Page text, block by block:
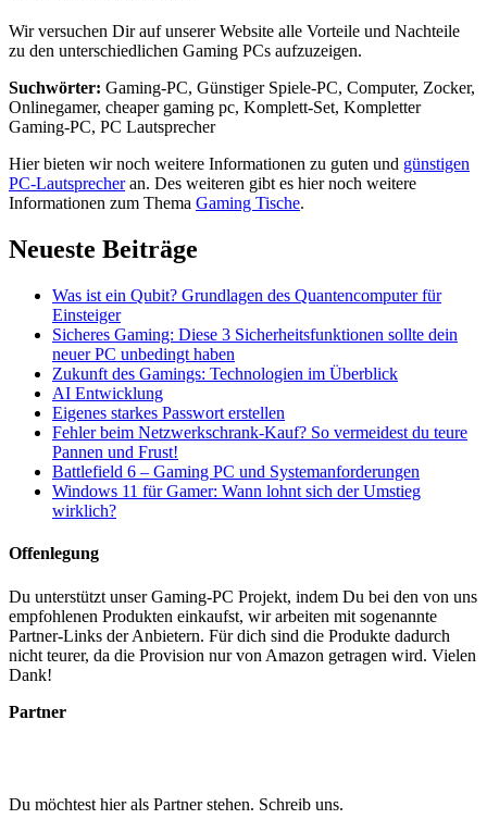
Wir versuchen Dir auf unserer Website alle Vorteile und Nachteile
zu den unterschiedlichen Gaming PCs aufzuzeigen.
Suchwörter: Gaming-PC, Günstiger Spiele-PC, Computer, Zocker,
Onlinegamer, cheaper gaming pc, Komplett-Set, Kompletter
Gaming-PC, PC Lautsprecher
Hier bieten wir noch weitere Informationen zu guten und günstigen
PC-Lautsprecheran. Des weiteren gibt es hier noch weitere
Informationen zum Thema Gaming Tische.
Neueste Beiträge
Was ist ein Qubit? Grundlagen des Quantencomputer für
Einsteiger
Sicheres Gaming: Diese 3 Sicherheitsfunktionen sollte dein
neuer PC unbedingt haben
Zukunft des Gamings: Technologien im Überblick
AI Entwicklung
Eigenes starkes Passwort erstellen
Fehler beim Netzwerkschrank-Kauf? So vermeidest du teure
Pannen und Frust!
Battlefield 6 – Gaming PC und Systemanforderungen
Windows 11 für Gamer: Wann lohnt sich der Umstieg
wirklich?
Offenlegung
Du unterstützt unser Gaming-PC Projekt, indem Du bei den von uns
empfohlenen Produkten einkaufst, wir arbeiten mit sogenannte
Partner-Links der Anbietern. Für dich sind die Produkte dadurch
nicht teurer, da die Provision nur von Amazon getragen wird. Vielen
Dank!
Partner
Du möchtest hier als Partner stehen. Schreib uns.